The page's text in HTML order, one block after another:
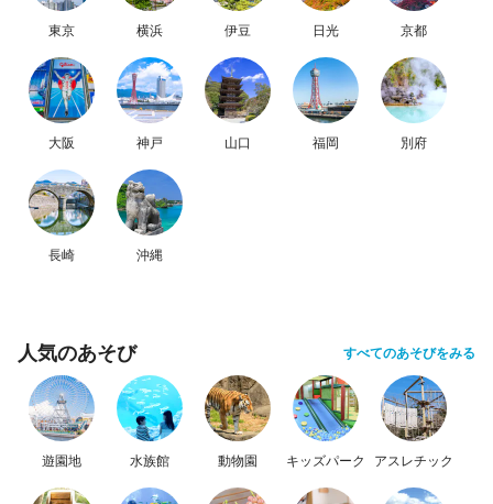
東京 横浜 伊豆 日光 京都
大阪 神戸 山口 福岡 別府
長崎 沖縄
人気のあそび すべてのあそびをみる
遊園地 水族館 動物園 キッズパーク アスレチック